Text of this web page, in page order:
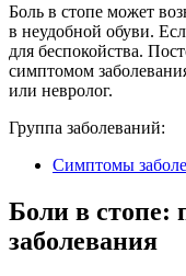
Боль в стопе может
в неудобной обуви.
для беспокойства.
симптомом
или невролог.
Группа заболеваний:
Симптомы
Боли в
заболевания